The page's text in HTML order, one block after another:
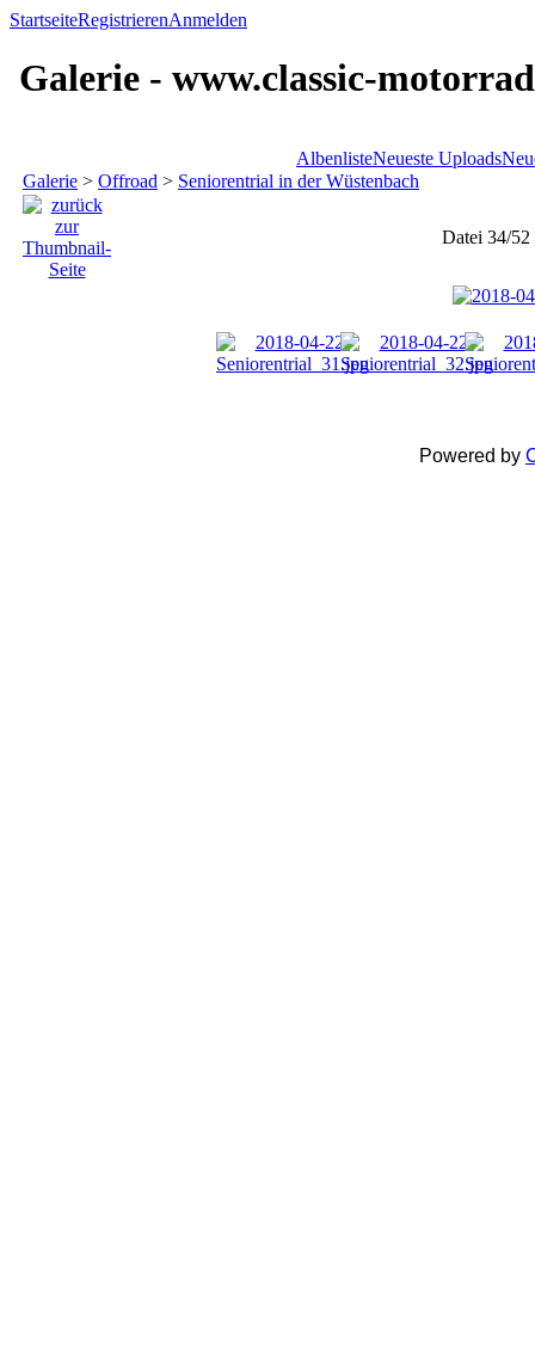
StartseiteRegistrierenAnmelden
Galerie - www.classic-
AlbenlisteNeueste Uploads
Galerie > Offroad > Seniorentrial in der Wüstenbach
Datei 34/52
Powered by